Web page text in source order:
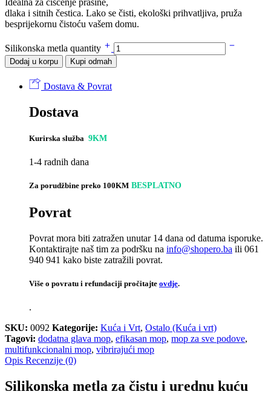
Idealna za čišćenje prašine,
dlaka i sitnih čestica. Lako se čisti, ekološki prihvatljiva, pruža
besprijekornu čistoću vašem domu.
Silikonska metla quantity
Dodaj u korpu Kupi odmah
Dostava & Povrat
Dostava
Kurirska služba 9KM
1-4 radnih dana
Za porudžbine preko 100KM BESPLATNO
Povrat
Povrat mora biti zatražen unutar 14 dana od datuma isporuke.
Kontaktirajte naš tim za podršku na info@shopero.ba ili 061
940 941 kako biste zatražili povrat.
Više o povratu i refundaciji pročitajte ovdje.
.
SKU: 0092 Kategorije: Kuća i Vrt, Ostalo (Kuća i vrt)
Tagovi: dodatna glava mop, efikasan mop, mop za sve podove,
multifunkcionalni mop, vibrirajući mop
Opis Recenzije (0)
Silikonska metla za čistu i urednu kuću